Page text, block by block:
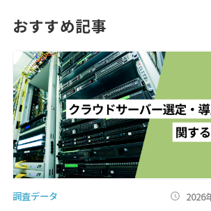
おすすめ記事
調査データ 2026